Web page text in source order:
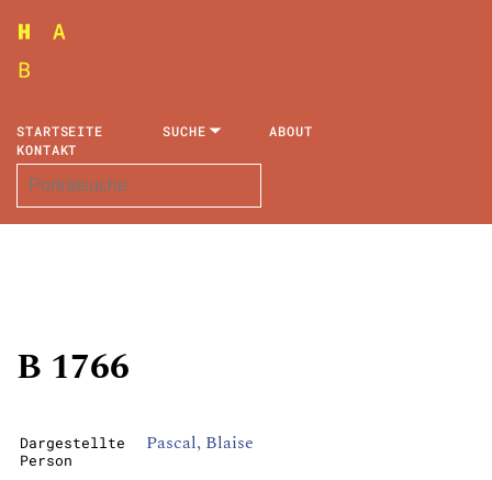
STARTSEITE SUCHE
ABOUT
KONTAKT
B 1766
Dargestellte
Person
Pascal, Blaise